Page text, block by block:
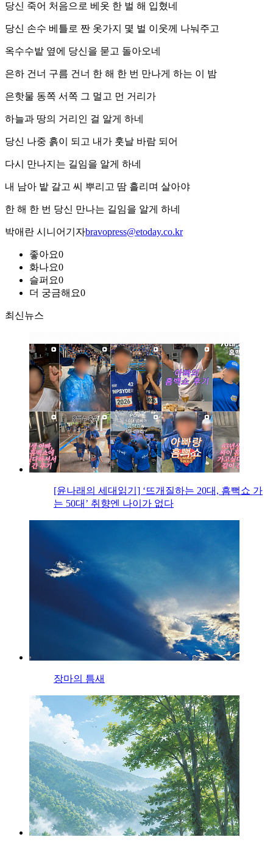
당신 죽어 처음으로 베옷 한 벌 해 입혔네
당신 손수 베틀로 짠 옷가지 몇 벌 이웃께 나눠주고
옥수수밭 옆에 당신을 묻고 돌아오네
은하 건너 구름 건너 한 해 한 번 만나게 하는 이 밤
은핫물 동쪽 서쪽 그 멀고 먼 거리가
하늘과 땅의 거리인 걸 알게 하네
당신 나중 흙이 되고 내가 훗날 바람 되어
다시 만나지는 길임을 알게 하네
내 남아 밭 갈고 씨 뿌리고 땀 흘리며 살아야
한 해 한 번 당신 만나는 길임을 알게 하네
박애란 시니어기자bravopress@etoday.co.kr
좋아요0
화나요0
슬퍼요0
더 궁금해요0
최신뉴스
[윤나래의 세대읽기] ‘뜨개질하는 20대, 흠뻑쇼 가
는 50대’ 취향엔 나이가 없다
장마의 틈새